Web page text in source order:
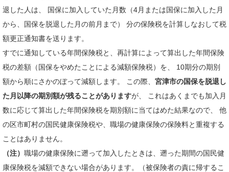
退した人は、 国保に加入していた月数（4月または国保に加入した月
から、国保を脱退した月の前月まで） 分の保険税を計算しなおして税
額更正通知書を送ります。
すでに通知している年間保険税と、再計算によって算出した年間保険
税の差額（国保をやめたことによる減額保険税）を、 10期分の期別
額から順にさかのぼって減額します。 この際、 宮津市の国保を脱退し
た月以降の期別額が残ることがありますが、 これはあくまでも加入月
数に応じて算出した年間保険税を期別額に当てはめた結果なので、 他
の区市町村の国民健康保険税や、職場の健康保険の保険料と重複する
ことはありません。
（注） 職場の健康保険に遡って加入したときは、遡った期間の国民健
康保険税を減額できない場合があります。（被保険者の責に帰するこ